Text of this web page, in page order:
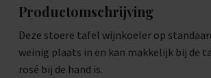
Productomschrijving
Deze stoere tafel wijnkoeler op
weinig plaats in en kan makkelijk bij de
rosé bij de hand is.